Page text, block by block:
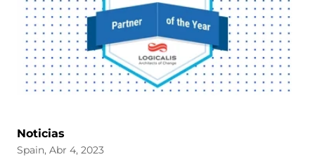
Noticias
Spain, Abr 4, 2023